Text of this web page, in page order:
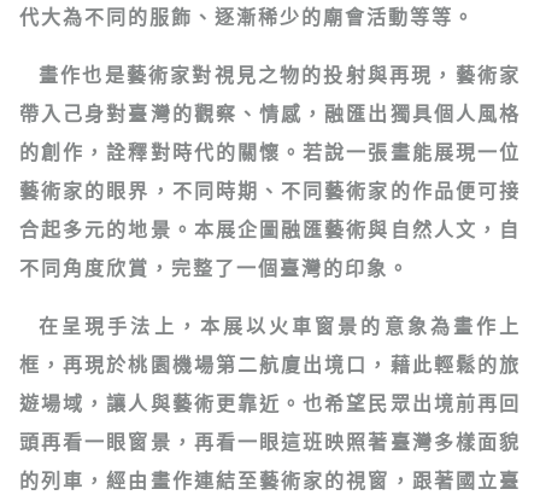
代大為不同的服飾、逐漸稀少的廟會活動等等。
畫作也是藝術家對視見之物的投射與再現，藝術家
帶入己身對臺灣的觀察、情感，融匯出獨具個人風格
的創作，詮釋對時代的關懷。若說一張畫能展現一位
藝術家的眼界，不同時期、不同藝術家的作品便可接
合起多元的地景。本展企圖融匯藝術與自然人文，自
不同角度欣賞，完整了一個臺灣的印象。
在呈現手法上，本展以火車窗景的意象為畫作上
框，再現於桃園機場第二航廈出境口，藉此輕鬆的旅
遊場域，讓人與藝術更靠近。也希望民眾出境前再回
頭再看一眼窗景，再看一眼這班映照著臺灣多樣面貌
的列車，經由畫作連結至藝術家的視窗，跟著國立臺